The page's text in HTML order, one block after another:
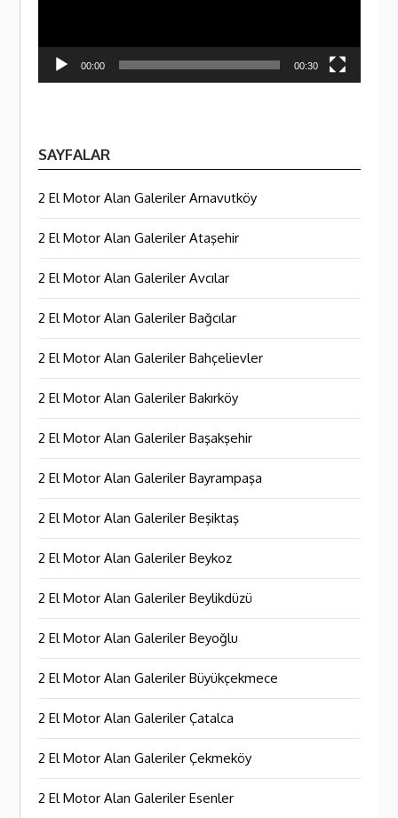
00:00 00:30
SAYFALAR
2 El Motor Alan Galeriler Arnavutköy
2 El Motor Alan Galeriler Ataşehir
2 El Motor Alan Galeriler Avcılar
2 El Motor Alan Galeriler Bağcılar
2 El Motor Alan Galeriler Bahçelievler
2 El Motor Alan Galeriler Bakırköy
2 El Motor Alan Galeriler Başakşehir
2 El Motor Alan Galeriler Bayrampaşa
2 El Motor Alan Galeriler Beşiktaş
2 El Motor Alan Galeriler Beykoz
2 El Motor Alan Galeriler Beylikdüzü
2 El Motor Alan Galeriler Beyoğlu
2 El Motor Alan Galeriler Büyükçekmece
2 El Motor Alan Galeriler Çatalca
2 El Motor Alan Galeriler Çekmeköy
2 El Motor Alan Galeriler Esenler